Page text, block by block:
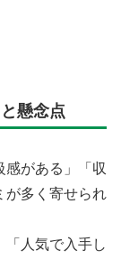
懸念点
感がある」「収
が多く寄せられ
「人気で入手し